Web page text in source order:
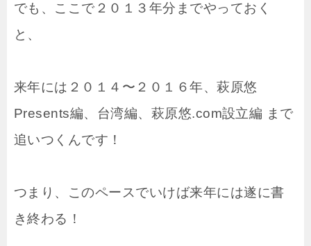
でも、ここで２０１３年分までやっておく
と、
来年には２０１４〜２０１６年、萩原悠
Presents編、台湾編、萩原悠.com設立編 まで
追いつくんです！
つまり、このペースでいけば来年には遂に書
き終わる！